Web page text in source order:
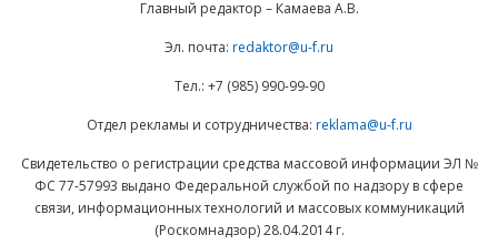
Главный редактор – Камаева А.В.
Эл. почта: redaktor@u-f.ru
Тел.: +7 (985) 990-99-90
Отдел рекламы и сотрудничества: reklama@u-f.ru
Свидетельство о регистрации средства массовой информации ЭЛ №
ФС 77-57993 выдано Федеральной службой по надзору в сфере
связи, информационных технологий и массовых коммуникаций
(Роскомнадзор) 28.04.2014 г.